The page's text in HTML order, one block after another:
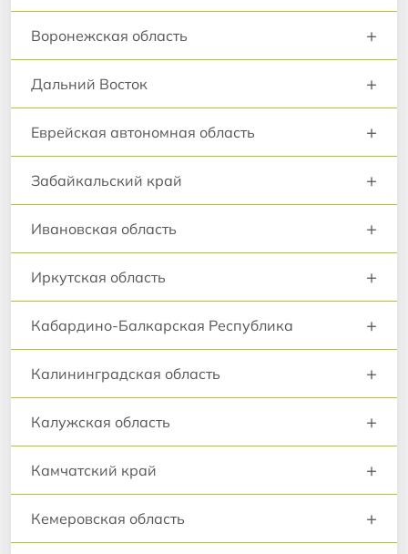
Воронежская область +
Дальний Восток +
Еврейская автономная область +
Забайкальский край +
Ивановская область +
Иркутская область +
Кабардино-Балкарская Республика +
Калининградская область +
Калужская область +
Камчатский край +
Кемеровская область +